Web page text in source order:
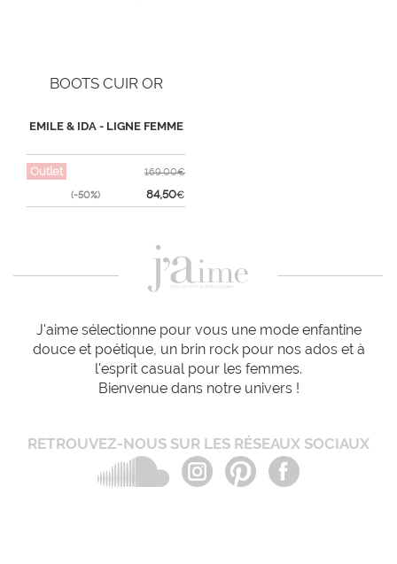
BOOTS CUIR OR
EMILE & IDA - LIGNE FEMME
Outlet
(-50%)
169,00€
84,50€
J'aime sélectionne pour vous une mode enfantine
douce et poétique, un brin rock pour nos ados et à
l'esprit casual pour les femmes.
Bienvenue dans notre univers !
RETROUVEZ-NOUS SUR LES RÉSEAUX SOCIAUX